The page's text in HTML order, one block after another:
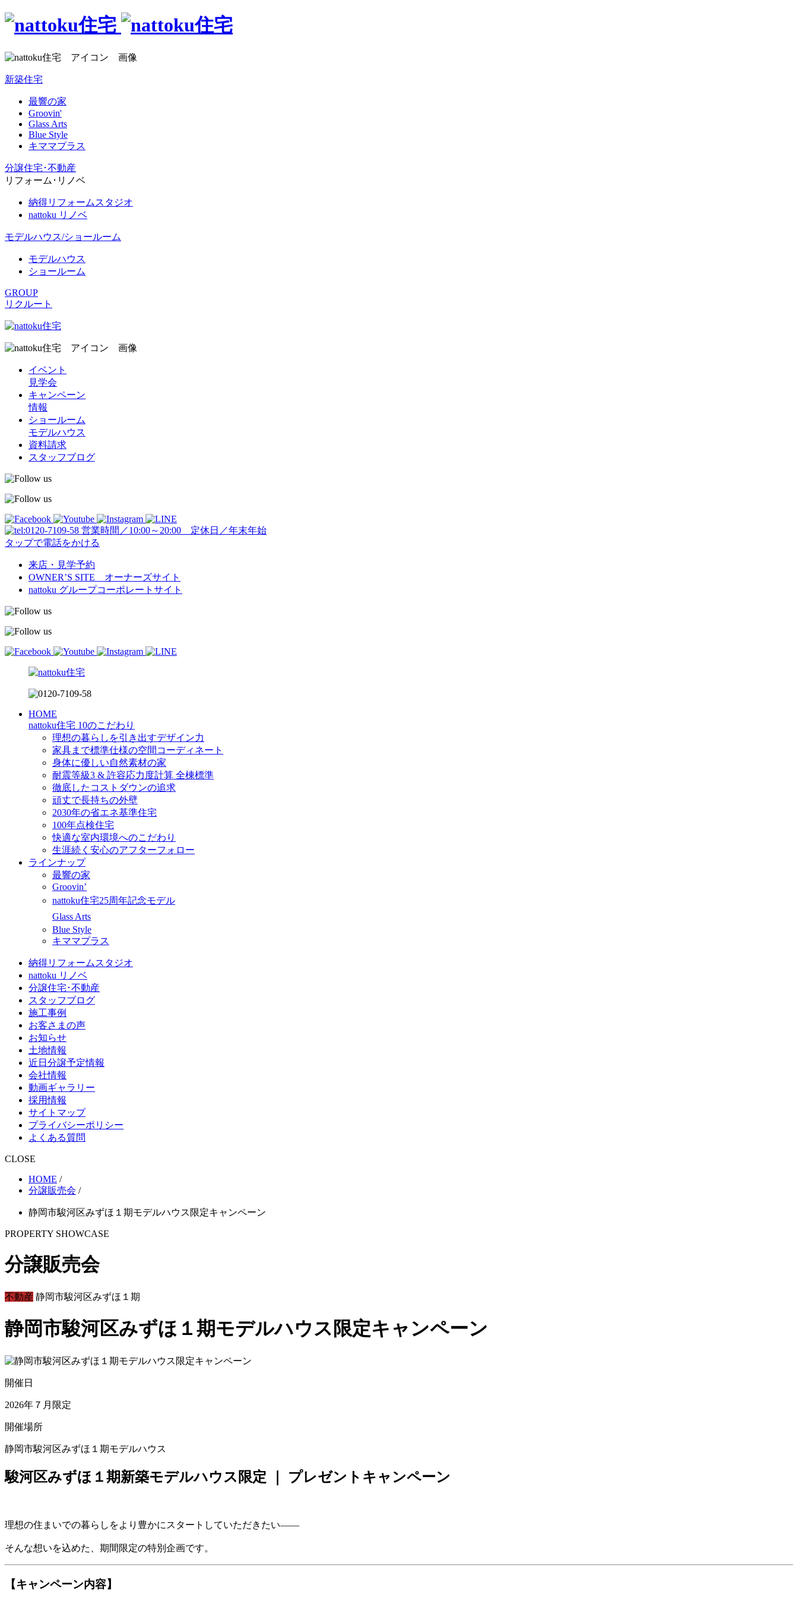
新築住宅
最響の家
Groovin'
Glass Arts
Blue Style
キママプラス
分譲住宅･不動産
リフォーム･リノベ
納得リフォームスタジオ
nattoku リノベ
モデルハウス/ショールーム
モデルハウス
ショールーム
GROUP
リクルート
イベント
見学会
キャンペーン
情報
ショールーム
モデルハウス
資料請求
スタッフブログ
営業時間／10:00～20:00 定休日／年末年始
タップで電話をかける
来店・見学予約
OWNER’S SITE オーナーズサイト
nattoku グループコーポレートサイト
HOME
nattoku住宅 10のこだわり
理想の暮らしを引き出すデザイン力
家具まで標準仕様の空間コーディネート
身体に優しい自然素材の家
耐震等級3 & 許容応力度計算 全棟標準
徹底したコストダウンの追求
頑丈で長持ちの外壁
2030年の省エネ基準住宅
100年点検住宅
快適な室内環境へのこだわり
生涯続く安心のアフターフォロー
ラインナップ
最響の家
Groovin’
nattoku住宅25周年記念モデル
Glass Arts
Blue Style
キママプラス
納得リフォームスタジオ
nattoku リノベ
分譲住宅･不動産
スタッフブログ
施工事例
お客さまの声
お知らせ
土地情報
近日分譲予定情報
会社情報
動画ギャラリー
採用情報
サイトマップ
プライバシーポリシー
よくある質問
CLOSE
HOME /
分譲販売会 /
静岡市駿河区みずほ１期モデルハウス限定キャンペーン
PROPERTY SHOWCASE
分譲販売会
不動産 静岡市駿河区みずほ１期
静岡市駿河区みずほ１期モデルハウス限定キャンペーン
開催日
2026年７月限定
開催場所
静岡市駿河区みずほ１期モデルハウス
駿河区みずほ１期新築モデルハウス限定 ｜ プレゼントキャンペーン
理想の住まいでの暮らしをより豊かにスタートしていただきたい――
そんな想いを込めた、期間限定の特別企画です。
【キャンペーン内容】